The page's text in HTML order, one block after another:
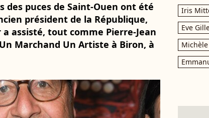
des puces de Saint-Ouen ont été
président de la République,
assisté, tout comme Pierre-Jean
Marchand Un Artiste à Biron, à
Iris
Eve